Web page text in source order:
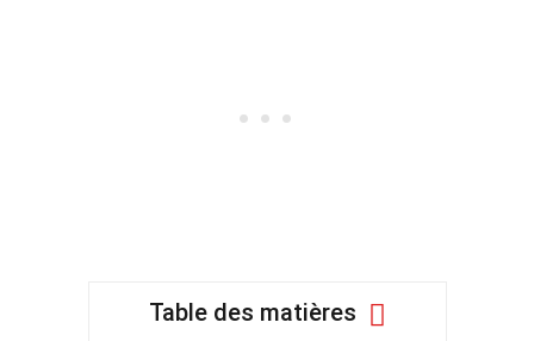
Table des matières